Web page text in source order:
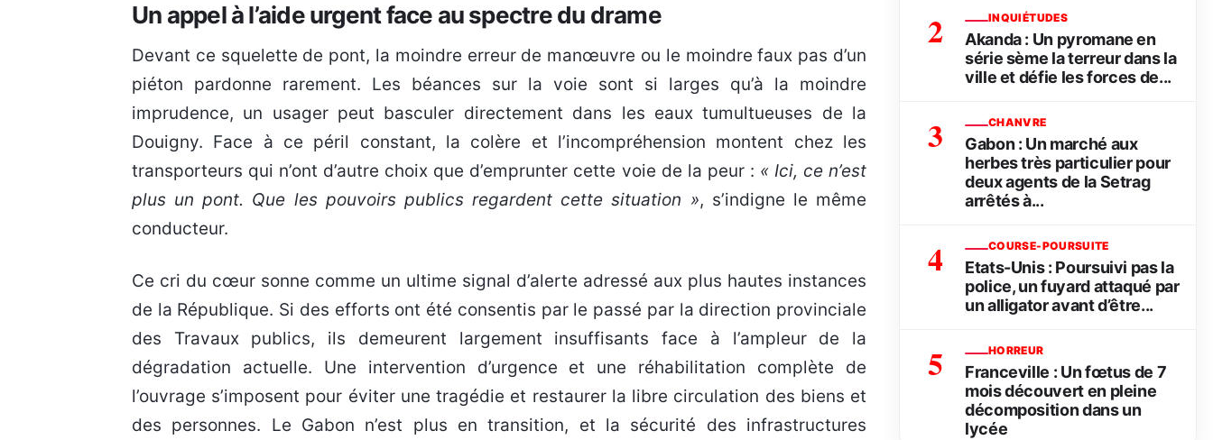
Un appel à l’aide urgent face au spectre du drame
Devant ce squelette de pont, la moindre erreur de manœuvre ou le moindre faux pas d’un
piéton pardonne rarement. Les béances sur la voie sont si larges qu’à la moindre
imprudence, un usager peut basculer directement dans les eaux tumultueuses de la
Douigny. Face à ce péril constant, la colère et l’incompréhension montent chez les
transporteurs qui n’ont d’autre choix que d’emprunter cette voie de la peur : « Ici, ce n’est
plus un pont. Que les pouvoirs publics regardent cette situation », s’indigne le même
conducteur.
Ce cri du cœur sonne comme un ultime signal d’alerte adressé aux plus hautes instances
de la République. Si des efforts ont été consentis par le passé par la direction provinciale
des Travaux publics, ils demeurent largement insuffisants face à l’ampleur de la
dégradation actuelle. Une intervention d’urgence et une réhabilitation complète de
l’ouvrage s’imposent pour éviter une tragédie et restaurer la libre circulation des biens et
des personnes. Le Gabon n’est plus en transition, et la sécurité des infrastructures
2 INQUIÉTUDES
Akanda : Un pyromane en
série sème la terreur dans la
ville et défie les forces de...
3 CHANVRE
Gabon : Un marché aux
herbes très particulier pour
deux agents de la Setrag
arrêtés à...
4 COURSE-POURSUITE
Etats-Unis : Poursuivi pas la
police, un fuyard attaqué par
un alligator avant d’être...
5 HORREUR
Franceville : Un fœtus de 7
mois découvert en pleine
décomposition dans un
lycée